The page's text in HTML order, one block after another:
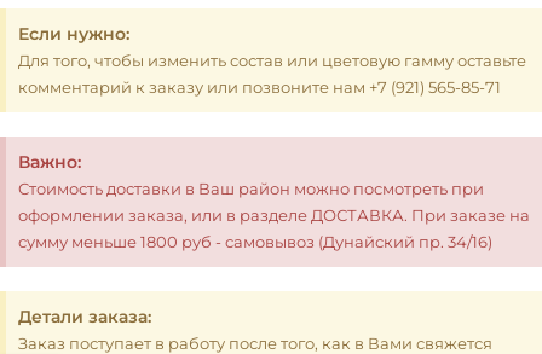
Если нужно:
Для того, чтобы изменить состав или цветовую гамму оставьте
комментарий к заказу или позвоните нам +7 (921) 565-85-71
Важно:
Стоимость доставки в Ваш район можно посмотреть при
оформлении заказа, или в разделе ДОСТАВКА. При заказе на
сумму меньше 1800 руб - самовывоз (Дунайский пр. 34/16)
Детали заказа:
Заказ поступает в работу после того, как в Вами свяжется